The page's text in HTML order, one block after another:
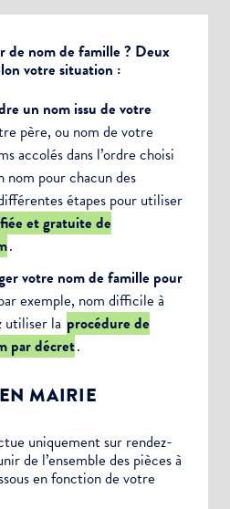
de nom de famille ? Deux
votre situation :
un nom issu de votre
père, ou nom de votre
accolés dans l’ordre choisi
nom pour chacun des
étapes pour utiliser
et gratuite de
.
votre nom de famille pour
exemple, nom difficile à
utiliser la procédure de
par décret.
MAIRIE
uniquement sur rendez-
de l’ensemble des pièces à
en fonction de votre